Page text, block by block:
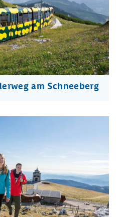
am Schneeberg